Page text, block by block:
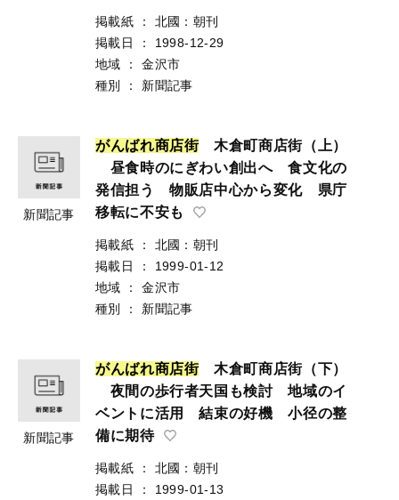
掲載紙 ：
北國：朝刊
掲載日
：
1998-12-29
地域
：
金沢市
種別
： 新聞記事
新聞記事
がんばれ商店街木倉町商店街（上）
昼食時のにぎわい創出へ 食文化の
発信担う 物販店中心から変化 県庁
移転に不安も
掲載紙 ：
北國：朝刊
掲載日
：
1999-01-12
地域
：
金沢市
種別
： 新聞記事
新聞記事
がんばれ商店街木倉町商店街（下）
夜間の歩行者天国も検討 地域のイ
ベントに活用 結束の好機 小径の整
備に期待
掲載紙 ：
北國：朝刊
掲載日
： 1999-01-13